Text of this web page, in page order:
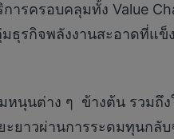
ารครอบคลุมทั้ง Value
ธุรกิจพลังงานสะอาดที่แข็
หนุนต่าง ๆ ข้างต้น รวมถึ
ะยาวผ่านการระดมทุนกลั